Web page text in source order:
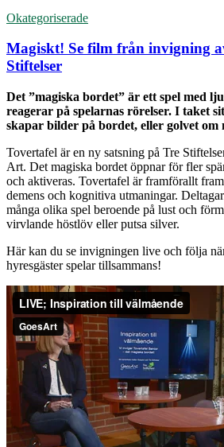
Okategoriserade
Magiskt! Se film från invigning
Stiftelser
Det ”magiska bordet” är ett spel med
reagerar på spelarnas rörelser. I taket
skapar bilder på bordet, eller golvet om
Tovertafel är en ny satsning på Tre
Art. Det magiska bordet öppnar för fler
och aktiveras. Tovertafel är framförallt
demens och kognitiva utmaningar.
många olika spel beroende på lust och
virvlande höstlöv eller putsa silver.
Här kan du se invigningen live och följa
hyresgäster spelar tillsammans!